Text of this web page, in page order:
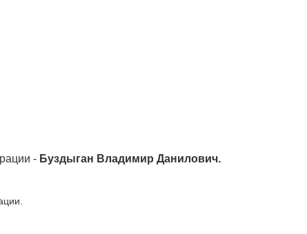
- Буздыган Владимир Данилович.